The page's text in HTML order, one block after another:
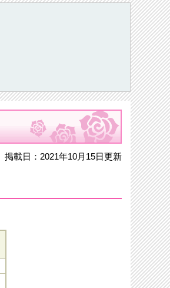
掲載日：2021年10月15日更新